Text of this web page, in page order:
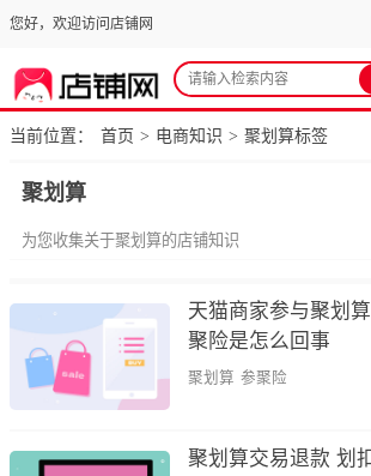
您好，欢迎访问店铺网
当前位置： 首页 > 电商知识 > 聚划算标签
聚划算
为您收集关于聚划算的店铺知识
天猫商家参与聚划
聚险是怎么回事
聚划算 参聚险
聚划算交易退款 划